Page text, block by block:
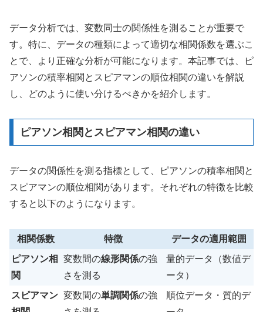
データ分析では、変数同士の関係性を測ることが重要で
す。特に、データの種類によって適切な相関係数を選ぶこ
とで、より正確な分析が可能になります。本記事では、ピ
アソンの積率相関とスピアマンの順位相関の違いを解説
し、どのように使い分けるべきかを紹介します。
ピアソン相関とスピアマン相関の違い
データの関係性を測る指標として、ピアソンの積率相関と
スピアマンの順位相関があります。それぞれの特徴を比較
すると以下のようになります。
相関係数 特徴
データの適用範囲
ピアソン相
関
変数間の線形関係の強
さを測る
量的データ（数値デ
ータ）
スピアマン 変数間の単調関係の強
順位データ・質的デ